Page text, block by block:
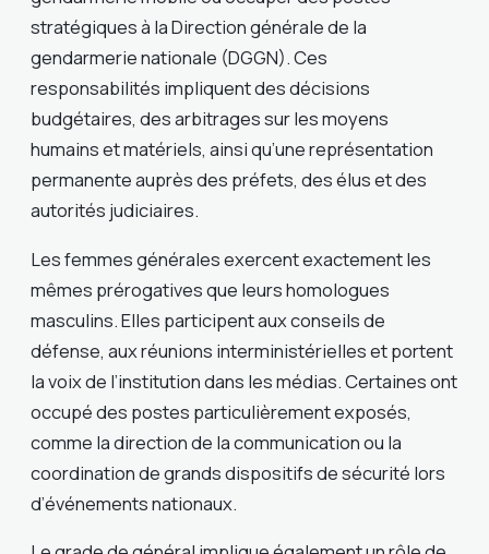
stratégiques à la Direction générale de la
gendarmerie nationale (DGGN). Ces
responsabilités impliquent des décisions
budgétaires, des arbitrages sur les moyens
humains et matériels, ainsi qu’une représentation
permanente auprès des préfets, des élus et des
autorités judiciaires.
Les femmes générales exercent exactement les
mêmes prérogatives que leurs homologues
masculins. Elles participent aux conseils de
défense, aux réunions interministérielles et portent
la voix de l’institution dans les médias. Certaines ont
occupé des postes particulièrement exposés,
comme la direction de la communication ou la
coordination de grands dispositifs de sécurité lors
d’événements nationaux.